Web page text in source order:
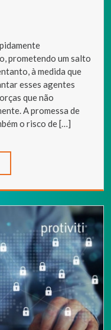
prometendo um salto
à medida que
esses agentes
que não
A promessa de
o risco de […]